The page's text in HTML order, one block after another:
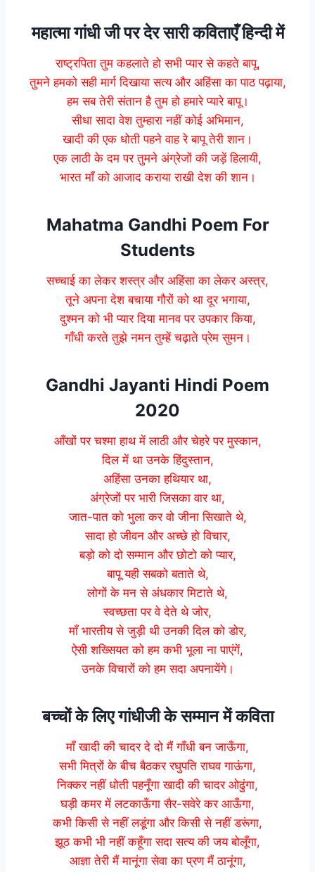
महात्मा गांधी जी पर देर सारी कविताएँ हिन्दी में
राष्ट्रपिता तुम कहलाते हो सभी प्यार से कहते बापू,
तुमने हमको सही मार्ग दिखाया सत्य और अहिंसा का पाठ पढ़ाया,
हम सब तेरी संतान है तुम हो हमारे प्यारे बापू।
सीधा सादा वेश तुम्हारा नहीं कोई अभिमान,
खादी की एक धोती पहने वाह रे बापू तेरी शान।
एक लाठी के दम पर तुमने अंग्रेजों की जड़ें हिलायी,
भारत माँ को आजाद कराया राखी देश की शान।
Mahatma Gandhi Poem For
Students
सच्चाई का लेकर शस्त्र और अहिंसा का लेकर अस्त्र,
तूने अपना देश बचाया गौरों को था दूर भगाया,
दुश्मन को भी प्यार दिया मानव पर उपकार किया,
गाँधी करते तुझे नमन तुम्हें चढ़ाते प्रेम सुमन।
Gandhi Jayanti Hindi Poem
2020
आँखों पर चश्मा हाथ में लाठी और चेहरे पर मुस्कान,
दिल में था उनके हिंदुस्तान,
अहिंसा उनका हथियार था,
अंग्रेजों पर भारी जिसका वार था,
जात-पात को भुला कर वो जीना सिखाते थे,
सादा हो जीवन और अच्छे हो विचार,
बड़ो को दो सम्मान और छोटो को प्यार,
बापू यही सबको बताते थे,
लोगों के मन से अंधकार मिटाते थे,
स्वच्छता पर वे देते थे जोर,
माँ भारतीय से जुड़ी थी उनकी दिल को डोर,
ऐसी शख्सियत को हम कभी भूला ना पाएंगें,
उनके विचारों को हम सदा अपनायेंगे।
बच्चों के लिए गांधीजी के सम्मान में कविता
माँ खादी की चादर दे दो मैं गाँधी बन जाऊँगा,
सभी मित्रों के बीच बैठकर रघुपति राघव गाऊंगा,
निक्कर नहीं धोती पहनूँगा खादी की चादर ओढुंगा,
घड़ी कमर में लटकाऊँगा सैर-सवेरे कर आऊँगा,
कभी किसी से नहीं लडूंगा और किसी से नहीं डरूंगा,
झूठ कभी भी नहीं कहूँगा सदा सत्य की जय बोलूँगा,
आज्ञा तेरी मैं मानूंगा सेवा का प्रण मैं ठानूंगा,